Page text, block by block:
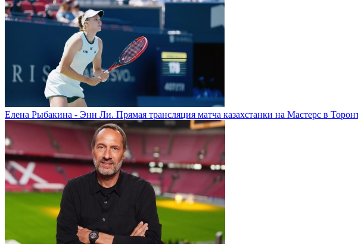
Елена Рыбакина - Энн Ли. Прямая трансляция матча казахстанки на Мастерс в